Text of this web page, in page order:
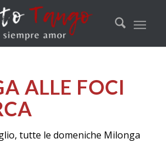
ALLE FOCI
tutte le domeniche Milonga